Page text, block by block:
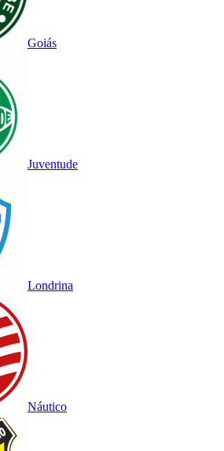
Goiás
Juventude
Londrina
Náutico